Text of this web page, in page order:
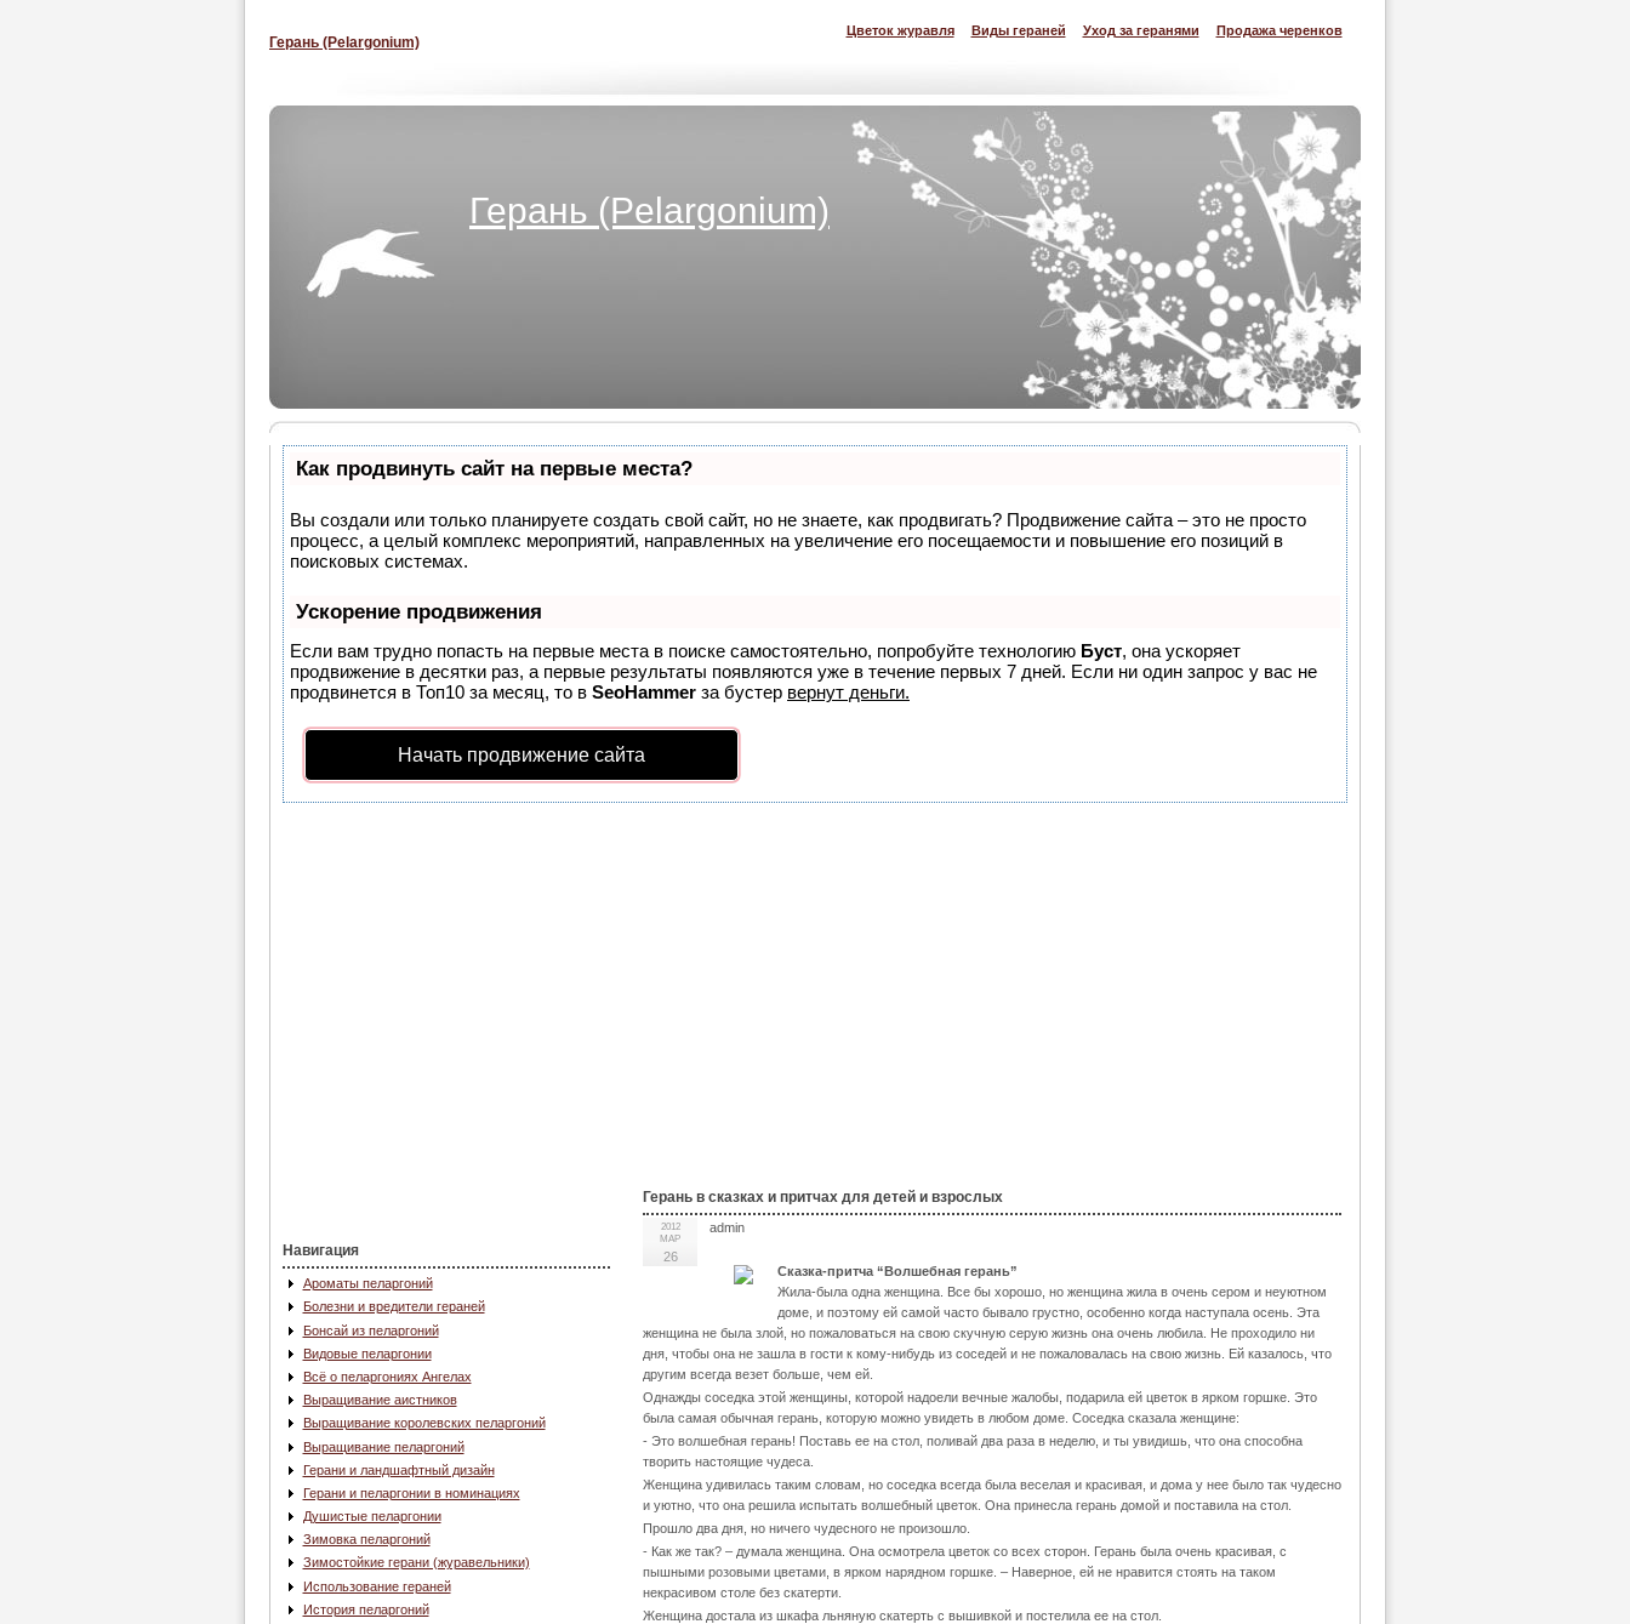
Цветок журавля Виды гераней Уход за геранями Продажа черенков
Герань (Pelargonium)
Герань (Pelargonium)
Как продвинуть сайт на первые места?
Вы создали или только планируете создать свой сайт, но не знаете, как продвигать? Продвижение сайта – это не просто
процесс, а целый комплекс мероприятий, направленных на увеличение его посещаемости и повышение его позиций в
поисковых системах.
Ускорение продвижения
Если вам трудно попасть на первые места в поиске самостоятельно, попробуйте технологию Буст, она ускоряет
продвижение в десятки раз, а первые результаты появляются уже в течение первых 7 дней. Если ни один запрос у вас не
продвинется в Топ10 за месяц, то в SeoHammer за бустер вернут деньги.
Начать продвижение сайта
Навигация
Ароматы пеларгоний
Болезни и вредители гераней
Бонсай из пеларгоний
Видовые пеларгонии
Всё о пеларгониях Ангелах
Выращивание аистников
Выращивание королевских пеларгоний
Выращивание пеларгоний
Герани и ландшафтный дизайн
Герани и пеларгонии в номинациях
Душистые пеларгонии
Зимовка пеларгоний
Зимостойкие герани (журавельники)
Использование гераней
История пеларгоний
Герань в сказках и притчах для детей и взрослых
2012
МАР
26
admin
Сказка-притча “Волшебная герань”
Жила-была одна женщина. Все бы хорошо, но женщина жила в очень сером и неуютном
доме, и поэтому ей самой часто бывало грустно, особенно когда наступала осень. Эта
женщина не была злой, но пожаловаться на свою скучную серую жизнь она очень любила. Не проходило ни
дня, чтобы она не зашла в гости к кому-нибудь из соседей и не пожаловалась на свою жизнь. Ей казалось, что
другим всегда везет больше, чем ей.
Однажды соседка этой женщины, которой надоели вечные жалобы, подарила ей цветок в ярком горшке. Это
была самая обычная герань, которую можно увидеть в любом доме. Соседка сказала женщине:
- Это волшебная герань! Поставь ее на стол, поливай два раза в неделю, и ты увидишь, что она способна
творить настоящие чудеса.
Женщина удивилась таким словам, но соседка всегда была веселая и красивая, и дома у нее было так чудесно
и уютно, что она решила испытать волшебный цветок. Она принесла герань домой и поставила на стол.
Прошло два дня, но ничего чудесного не произошло.
- Как же так? – думала женщина. Она осмотрела цветок со всех сторон. Герань была очень красивая, с
пышными розовыми цветами, в ярком нарядном горшке. – Наверное, ей не нравится стоять на таком
некрасивом столе без скатерти.
Женщина достала из шкафа льняную скатерть с вышивкой и постелила ее на стол.